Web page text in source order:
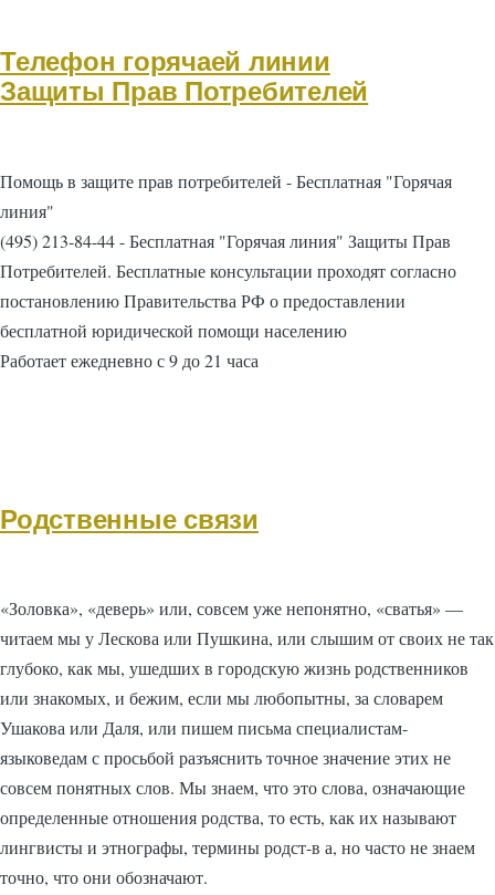
Телефон горячаей линии
Защиты Прав Потребителей
Помощь в защите прав потребителей - Бесплатная "Горячая
линия"
(495) 213-84-44 - Бесплатная "Горячая линия" Защиты Прав
Потребителей. Бесплатные консультации проходят согласно
постановлению Правительства РФ о предоставлении
бесплатной юридической помощи населению
Работает ежедневно с 9 до 21 часа
Родственные связи
«Золовка», «деверь» или, совсем уже непонятно, «сватья» —
читаем мы у Лескова или Пушкина, или слышим от своих не так
глубоко, как мы, ушедших в городскую жизнь родственников
или знакомых, и бежим, если мы любопытны, за словарем
Ушакова или Даля, или пишем письма специалистам-
языковедам с просьбой разъяснить точное значение этих не
совсем понятных слов. Мы знаем, что это слова, означающие
определенные отношения родства, то есть, как их называют
лингвисты и этнографы, термины родст-в а, но часто не знаем
точно, что они обозначают.